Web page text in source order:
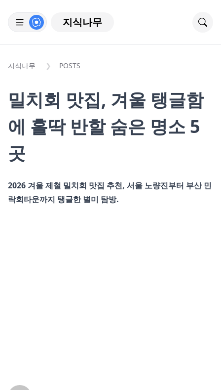
지식나무
지식나무 POSTS
밀치회 맛집, 겨울 탱글함
에 홀딱 반할 숨은 명소 5
곳
2026 겨울 제철 밀치회 맛집 추천, 서울 노량진부터 부산 민
락회타운까지 탱글한 별미 탐방.